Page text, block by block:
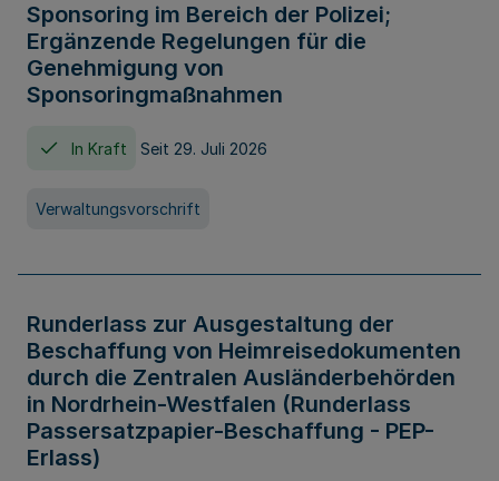
Sponsoring im Bereich der Polizei;
Ergänzende Regelungen für die
Genehmigung von
Sponsoringmaßnahmen
In Kraft Seit 29. Juli 2026
Verwaltungsvorschrift
Runderlass zur Ausgestaltung der
Beschaffung von Heimreisedokumenten
durch die Zentralen Ausländerbehörden
in Nordrhein-Westfalen (Runderlass
Passersatzpapier-Beschaffung - PEP-
Erlass)